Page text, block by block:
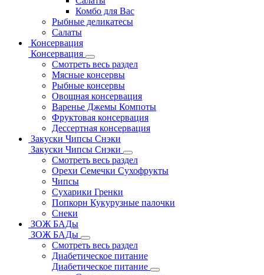
Комбо для Вас
Рыбные деликатесы
Салаты
Консервация
Консервация
Смотреть весь раздел
Мясные консервы
Рыбные консервы
Овощная консервация
Варенье Джемы Компоты
Фруктовая консервация
Дессертная консервация
Закуски Чипсы Снэки
Закуски Чипсы Снэки
Смотреть весь раздел
Орехи Семечки Сухофрукты
Чипсы
Сухарики Гренки
Попкорн Кукурузные палочки
Снеки
ЗОЖ БАДы
ЗОЖ БАДы
Смотреть весь раздел
Диабетическое питание
Диабетическое питание